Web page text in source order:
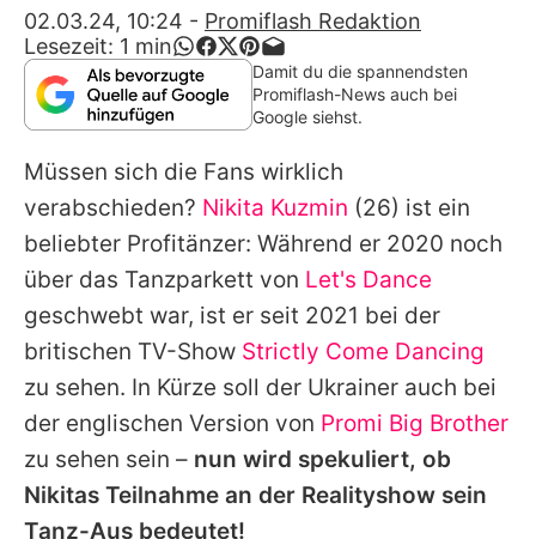
App runterladen
Team
Redaktionelle Richtlinien
Impressum
Nutzungsbedingungen
Utiq verwalten
02.03.24, 10:24 - Promiflash Redaktion
Lesezeit: 1 min
Damit du die spannendsten
Promiflash-News auch bei
Google siehst.
Müssen sich die Fans wirklich
verabschieden? Nikita Kuzmin (26) ist ein
beliebter Profitänzer: Während er 2020 noch
über das Tanzparkett von Let's Dance
geschwebt war, ist er seit 2021 bei der
britischen TV-Show Strictly Come Dancing
zu sehen. In Kürze soll der Ukrainer auch bei
der englischen Version von Promi Big Brother
zu sehen sein – nun wird spekuliert, ob
Nikitas Teilnahme an der Realityshow sein
Tanz-Aus bedeutet!